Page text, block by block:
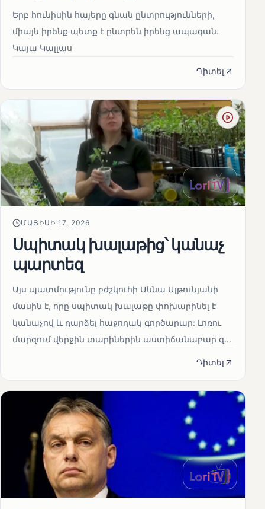
Երբ հունիսին հայերը գնան ընտրությունների,
միայն իրենք պետք է ընտրեն իրենց ապագան.
Կայա Կալլաս
Դիտել
ՄԱՅԻՍԻ 17, 2026
Սպիտակ խալաթից՝ կանաչ
պարտեզ
Այս պատմությունը բժշկուհի Աննա Ալթունյանի
մասին է, որը սպիտակ խալաթը փոխարինել է
կանաչով և դարձել հաջողակ գործարար: Լոռու
մարզում վերջին տարիներին աստիճանաբար զ...
Դիտել